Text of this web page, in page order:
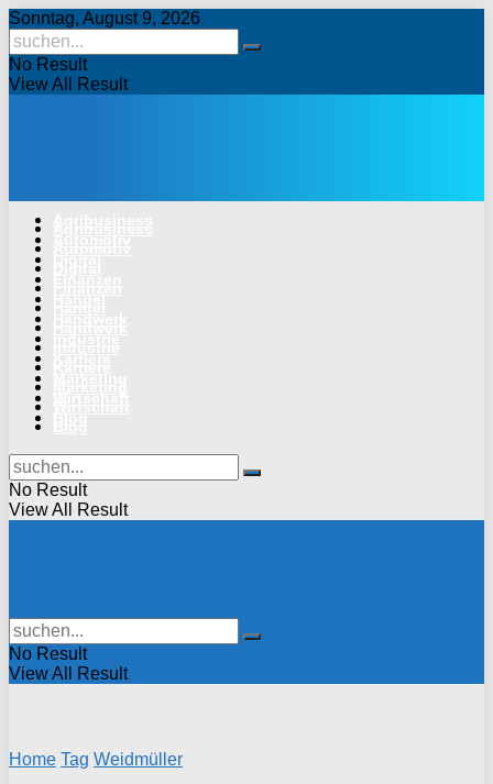
Sonntag, August 9, 2026
No Result
View All Result
No Result
View All Result
No Result
View All Result
Home Tag Weidmüller